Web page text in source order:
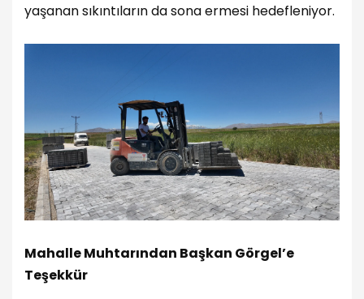
yaşanan sıkıntıların da sona ermesi hedefleniyor.
Mahalle Muhtarından Başkan Görgel’e
Teşekkür